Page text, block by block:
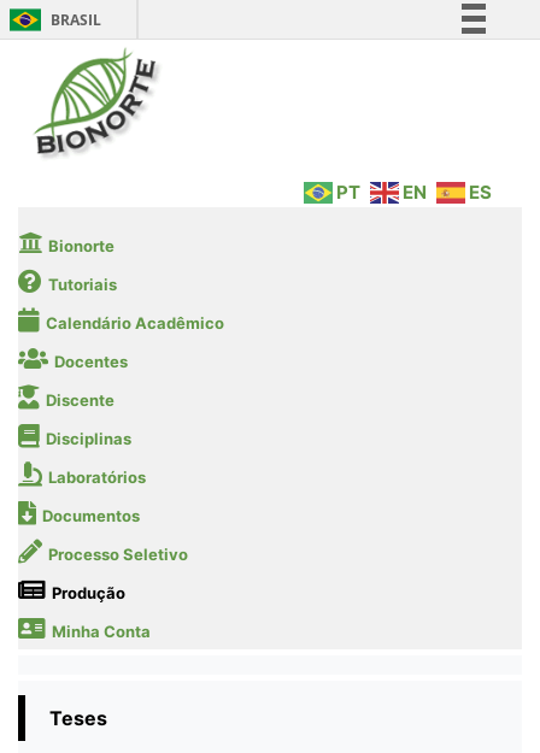
BRASIL
Legislação
PT EN ES
Bionorte
Tutoriais
Calendário Acadêmico
Docentes
Discente
Disciplinas
Laboratórios
Documentos
Processo Seletivo
Produção
Minha Conta
Teses